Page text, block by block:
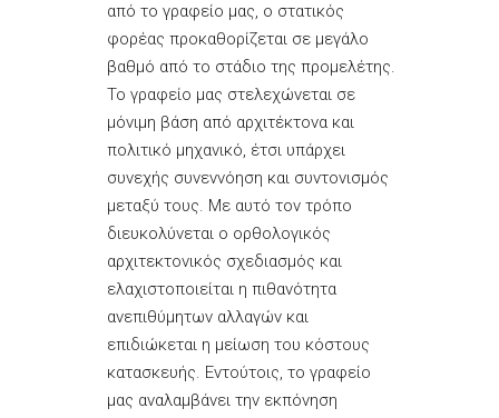
από το γραφείο μας, ο στατικός
φορέας προκαθορίζεται σε μεγάλο
βαθμό από το στάδιο της προμελέτης.
Το γραφείο μας στελεχώνεται σε
μόνιμη βάση από αρχιτέκτονα και
πολιτικό μηχανικό, έτσι υπάρχει
συνεχής συνεννόηση και συντονισμός
μεταξύ τους. Με αυτό τον τρόπο
διευκολύνεται ο ορθολογικός
αρχιτεκτονικός σχεδιασμός και
ελαχιστοποιείται η πιθανότητα
ανεπιθύμητων αλλαγών και
επιδιώκεται η μείωση του κόστους
κατασκευής. Εντούτοις, το γραφείο
μας αναλαμβάνει την εκπόνηση